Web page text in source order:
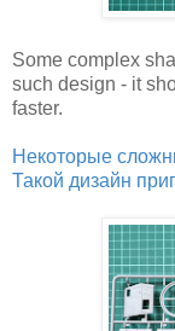
Some complex
such design - it
faster.
Некоторые
Такой дизайн